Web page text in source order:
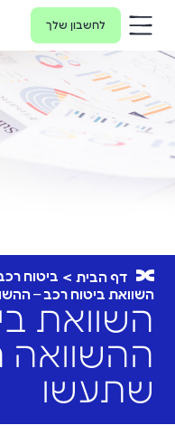
לחשבון שלך
דף הבית ביטוח
השוואת ביטוח רכב –
השוואת
ההשוואה
שתעשו